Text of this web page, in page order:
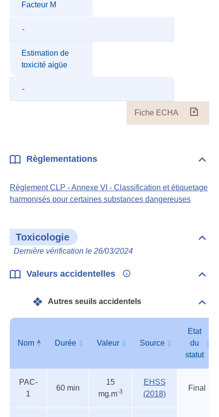
Facteur M
-
Estimation de
toxicité aigüe
-
Fiche ECHA
Règlementations
Règlement CLP - Annexe VI - Classification et étiquetage
harmonisés pour certaines substances dangereuses
Toxicologie
Dernière vérification le 26/03/2024
Valeurs accidentelles
Autres seuils accidentels
seuils
accidentels
Nom Durée Valeur Source
Etat
du
statut
du
PAC-
1
60 min
15
mg.m-3
EHSS
(2018)
Final